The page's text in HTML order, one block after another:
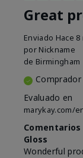
Great
Enviado Hace
por Nickname
de Birmingham
Evaluado en
marykay.com/
Gloss
Wonderful